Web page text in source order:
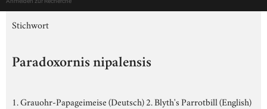
Stichwort
Paradoxornis nipalensis
1. Grauohr-Papageimeise (Deutsch) 2. Blyth's Parrotbill (English)